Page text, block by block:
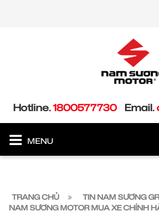
Hotline.1800577730 Email.
MENU
TRANG CHỦ TIN NAM SƯƠNG
NAM SƯƠNG MOTOR MUA XE CHÍNH